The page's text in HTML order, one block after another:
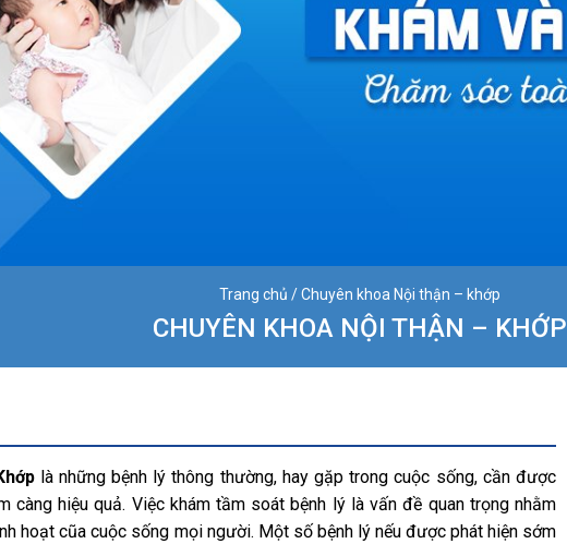
Trang chủ /Chuyên khoa Nội thận – khớp
CHUYÊN KHOA NỘI THẬN – KHỚP
là những bệnh lý thông thường, hay gặp trong cuộc sống, cần được
càng hiệu quả. Việc khám tầm soát bệnh lý là vấn đề quan trọng nhằm
hoạt cũa cuộc sống mọi người. Một số bệnh lý nếu được phát hiện sớm